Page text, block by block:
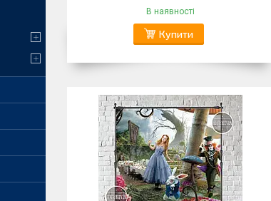
В наявності
Купити